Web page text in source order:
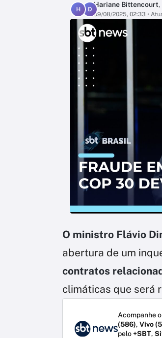
H D
Hariane Bittencourt,
09/08/2025, 02:33 •
O ministro Flávio
abertura de um
contratos
climáticas que será
Acompanhe
(586), Vivo
pelo+SBT,